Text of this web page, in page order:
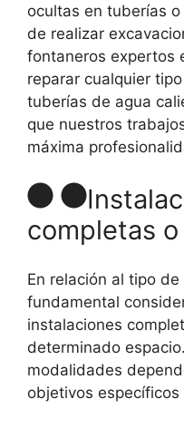
ocultas en tuberías
de realizar
fontaneros expertos
reparar cualquier
tuberías de agua
que nuestros
máxima
completas
En relación al tipo
fundamental
instalaciones
determinado
modalidades
objetivos